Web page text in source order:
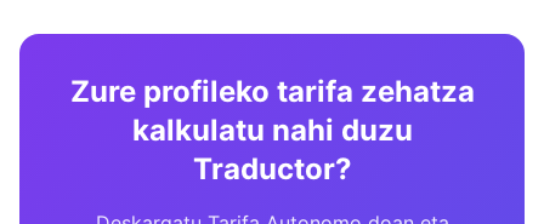
Zure profileko tarifa zehatza
kalkulatu nahi duzu
Traductor?